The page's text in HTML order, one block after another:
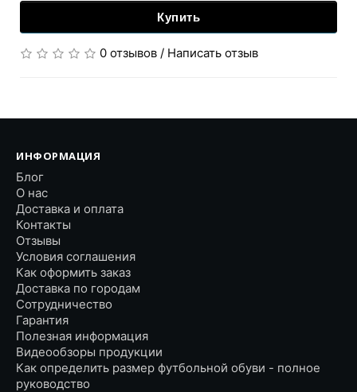
Купить
0 отзывов / Написать отзыв
ИНФОРМАЦИЯ
Блог
О нас
Доставка и оплата
Контакты
Отзывы
Условия соглашения
Как оформить заказ
Доставка по городам
Сотрудничество
Гарантия
Полезная информация
Видеообзоры продукции
Как определить размер футбольной обуви - полное
руководство